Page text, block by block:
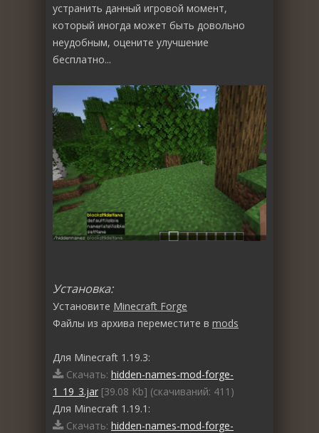
устранить данный игровой момент,
который иногда может быть довольно
неудобным, оцените улучшение
бесплатно...
Установка:
Установите Minecraft Forge
Файлы из архива переместите в mods
Для Minecraft 1.19.3:
Скачать: hidden-names-mod-forge-
1_19_3.jar [39.08 Kb] (cкачиваний: 411)
Для Minecraft 1.19.1:
Скачать: hidden-names-mod-forge-